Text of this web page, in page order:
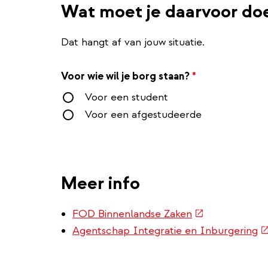
Wat moet je daarvoor
Dat hangt af van jouw situatie.
Voor wie wil je borg staan? *
Voor een student
Voor een afgestudeerde
Meer info
FOD Binnenlandse Zaken (externe
link)
Agentschap Integratie en Inburgering